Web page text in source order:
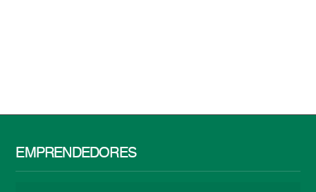
EMPRENDEDORES